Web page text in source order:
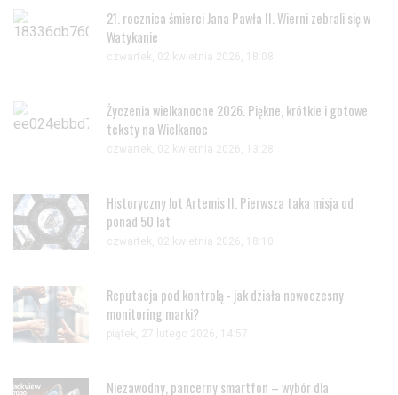
Jeżeli nie chcesz wyrazić zgody na przetwarzanie plików cookies,
przejdź do ustawień zaawansowanych
21. rocznica śmierci Jana Pawła II. Wierni zebrali się w
Watykanie
czwartek, 02 kwietnia 2026, 18:08
Życzenia wielkanocne 2026. Piękne, krótkie i gotowe
teksty na Wielkanoc
czwartek, 02 kwietnia 2026, 13:28
Historyczny lot Artemis II. Pierwsza taka misja od
ponad 50 lat
czwartek, 02 kwietnia 2026, 18:10
Reputacja pod kontrolą - jak działa nowoczesny
monitoring marki?
piątek, 27 lutego 2026, 14:57
Niezawodny, pancerny smartfon – wybór dla